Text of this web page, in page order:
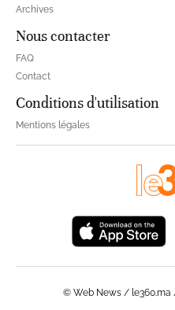
Archives
Nous contacter
FAQ
Contact
Conditions d'utilisation
Mentions légales
© Web News / le360.ma